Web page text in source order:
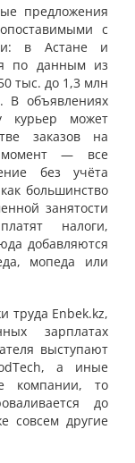
предложения
с
в Астане и
по данным из
тыс. до 1,3 млн
объявлениях
курьер может
заказов на
момент — все
без учёта
большинство
занятости
налоги,
добавляются
мопеда или
труда Enbek.kz,
зарплатах
выступают
а иные
компании, то
до
совсем другие